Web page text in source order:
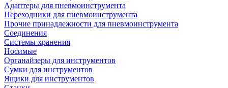
Адаптеры для пневмоинструмента
Переходники для пневмоинструмента
Прочие принадлежности для пневмоинструмента
Соединения
Системы хранения
Носимые
Органайзеры для инструментов
Сумки для инструментов
Ящики для инструментов